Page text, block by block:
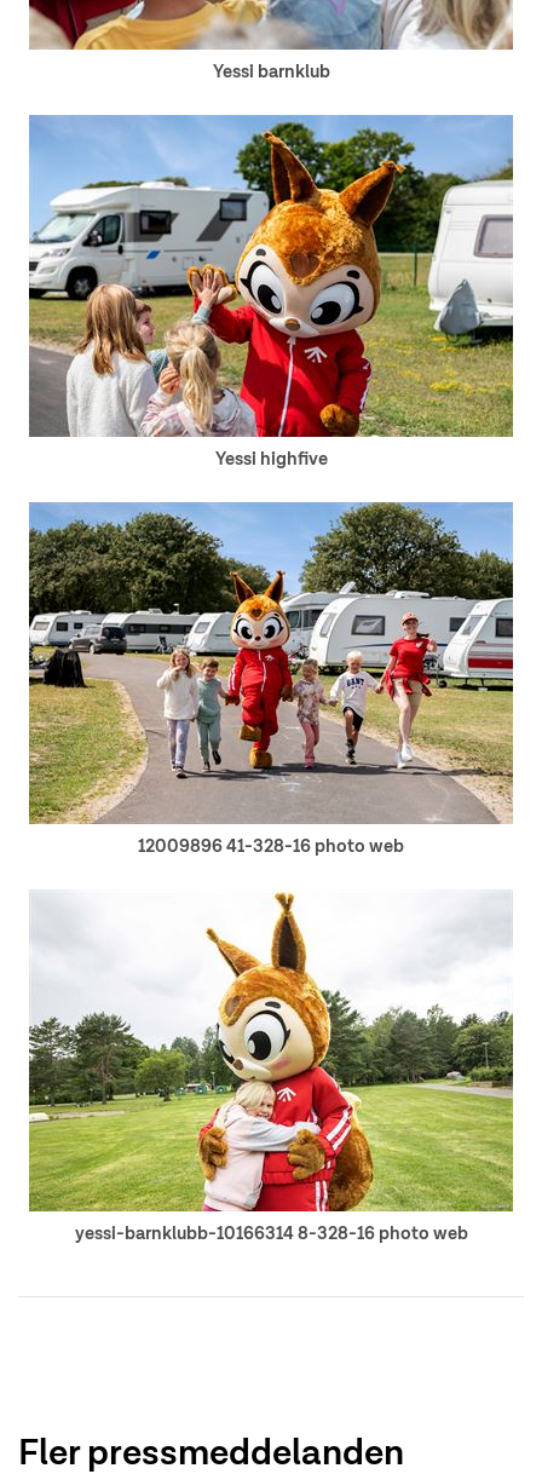
Yessi barnklub
Yessi highfive
12009896 41-328-16 photo web
yessi-barnklubb-10166314 8-328-16 photo web
Fler pressmeddelanden